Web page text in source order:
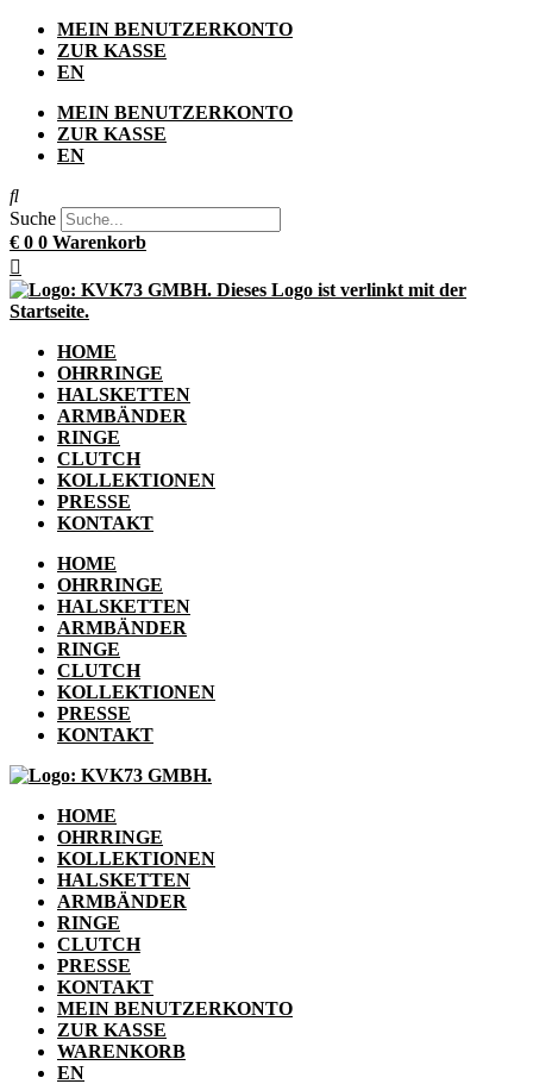
Zum
Inhalt
springen
MEIN BENUTZERKONTO
ZUR KASSE
EN
MEIN BENUTZERKONTO
ZUR KASSE
EN
Suche
€ 0 0 Warenkorb
HOME
OHRRINGE
HALSKETTEN
ARMBÄNDER
RINGE
CLUTCH
KOLLEKTIONEN
PRESSE
KONTAKT
HOME
OHRRINGE
HALSKETTEN
ARMBÄNDER
RINGE
CLUTCH
KOLLEKTIONEN
PRESSE
KONTAKT
HOME
OHRRINGE
KOLLEKTIONEN
HALSKETTEN
ARMBÄNDER
RINGE
CLUTCH
PRESSE
KONTAKT
MEIN BENUTZERKONTO
ZUR KASSE
WARENKORB
EN